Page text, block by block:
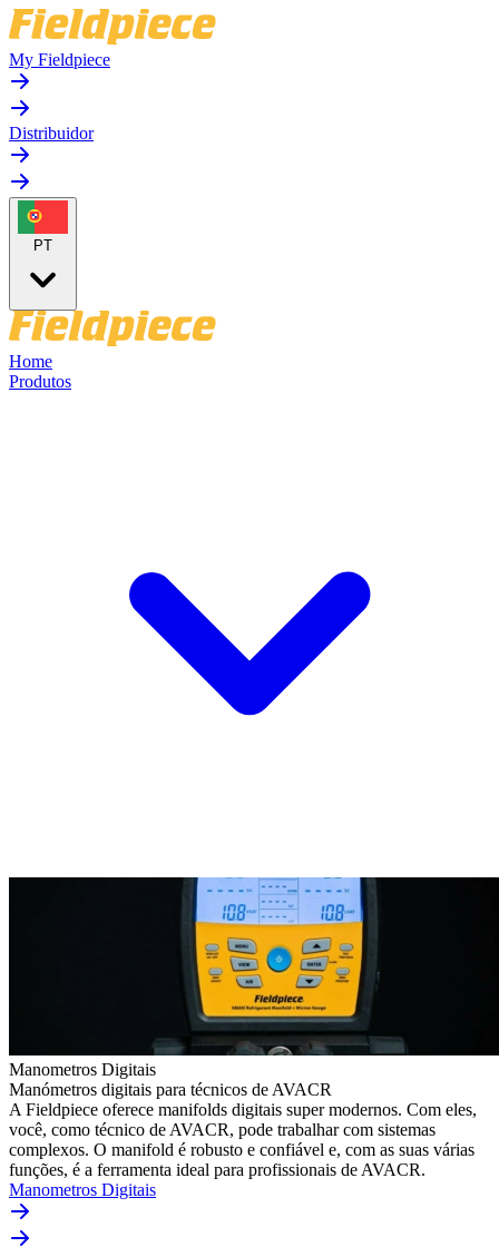
My Fieldpiece
Distribuidor
PT
Home
Produtos
Manometros Digitais
Manómetros digitais para técnicos de AVACR
A Fieldpiece oferece manifolds digitais super modernos. Com eles,
você, como técnico de AVACR, pode trabalhar com sistemas
complexos. O manifold é robusto e confiável e, com as suas várias
funções, é a ferramenta ideal para profissionais de AVACR.
Manometros Digitais